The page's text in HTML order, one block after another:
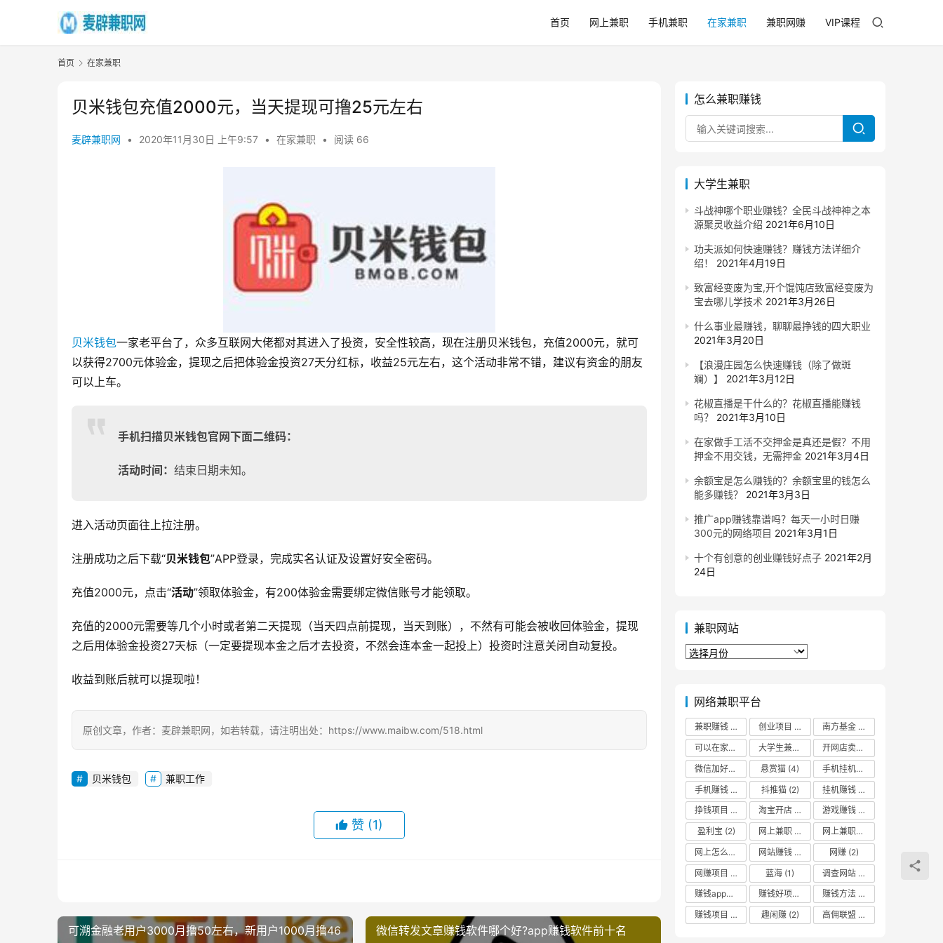
首页 网上兼职 手机兼职 在家兼职 兼职网赚 VIP课程
首页 在家兼职
贝米钱包充值2000元，当天提现可撸25元左右
麦辟兼职网 • 2020年11月30日 上午9:57 • 在家兼职 • 阅读 66
贝米钱包一家老平台了，众多互联网大佬都对其进入了投资，安全性较高，现在注册贝米钱包，充值2000元，就可
以获得2700元体验金，提现之后把体验金投资27天分红标，收益25元左右，这个活动非常不错，建议有资金的朋友
可以上车。
手机扫描贝米钱包官网下面二维码：
活动时间： 结束日期未知。
进入活动页面往上拉注册。
注册成功之后下载“贝米钱包”APP登录，完成实名认证及设置好安全密码。
充值2000元，点击“活动”领取体验金，有200体验金需要绑定微信账号才能领取。
充值的2000元需要等几个小时或者第二天提现（当天四点前提现，当天到账），不然有可能会被收回体验金，提现
之后用体验金投资27天标（一定要提现本金之后才去投资，不然会连本金一起投上）投资时注意关闭自动复投。
收益到账后就可以提现啦！
原创文章，作者：麦辟兼职网，如若转载，请注明出处：https://www.maibw.com/518.html
贝米钱包 兼职工作
赞 (1)
可溯金融老用户3000月撸50左右，新用户1000月撸46 微信转发文章赚钱软件哪个好?app赚钱软件前十名
怎么兼职赚钱
大学生兼职
斗战神哪个职业赚钱？全民斗战神神之本
源聚灵收益介绍 2021年6月10日
功夫派如何快速赚钱？赚钱方法详细介
绍！
2021年4月19日
致富经变废为宝,开个馄饨店致富经变废为
宝去哪儿学技术 2021年3月26日
什么事业最赚钱，聊聊最挣钱的四大职业
2021年3月20日
【浪漫庄园怎么快速赚钱（除了做斑
斓）】
2021年3月12日
花椒直播是干什么的？花椒直播能赚钱
吗？
2021年3月10日
在家做手工活不交押金是真还是假？不用
押金不用交钱，无需押金 2021年3月4日
余额宝是怎么赚钱的？余额宝里的钱怎么
能多赚钱？
2021年3月3日
推广app赚钱靠谱吗？每天一小时日赚
300元的网络项目 2021年3月1日
十个有创意的创业赚钱好点子 2021年2月
24日
兼职网站
兼
网络兼职平台
兼职赚钱 创业项目 南方基金
可以在家挣钱
大学生兼职 开网店卖什么最赚钱
微信加好友
悬赏猫 (4) 手机挂机赚钱
手机赚钱
抖推猫(2) 挂机赚钱
挣钱项目
淘宝开店 游戏赚钱
盈利宝 (2) 网上兼职 网上兼职赚钱日结
网上怎么赚零花钱
(2)
网站赚钱 网赚 (2)
网赚项目
蓝海 (1) 调查网站
赚钱app哪个最靠谱
(2) 赚钱好项目 赚钱方法
赚钱项目
趣闲赚(2) 高佣联盟